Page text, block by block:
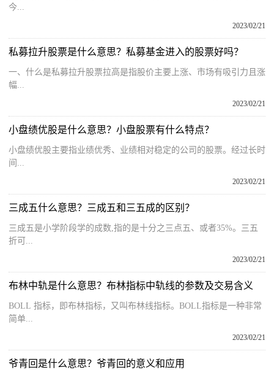
今...
2023/02/21
私募拉升股票是什么意思？私募基金进入的股票好吗？
一、什么是私募拉升股票拉高是指股价主要上涨、市场有吸引力且涨
幅...
2023/02/21
小盘绩优股是什么意思？小盘股票有什么特点？
小盘绩优股主要指业绩优秀、业绩相对稳定的公司的股票。经过长时
间...
2023/02/21
三成五什么意思？三成五和三五成的区别？
三成五是小学阶段学的成数,指的是十分之三点五、或者35%。三五
折可...
2023/02/21
布林中轨是什么意思？布林指标中轨线的参数及交易含义
BOLL 指标，即布林指标，又叫布林线指标。BOLL指标是一种非常
简单...
2023/02/21
爷青回是什么意思？爷青回的意义和应用